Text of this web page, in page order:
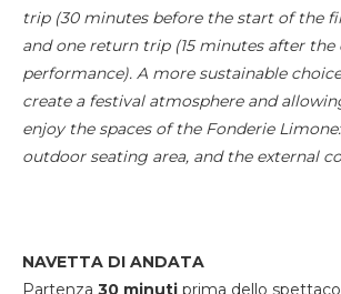
trip (30 minutes before the start of the
and one return trip (15 minutes after the
performance). A more sustainable
create a festival atmosphere and
enjoy the spaces of the Fonderie
outdoor seating area, and the external
NAVETTA DI ANDATA
Partenza 30 minuti prima dello